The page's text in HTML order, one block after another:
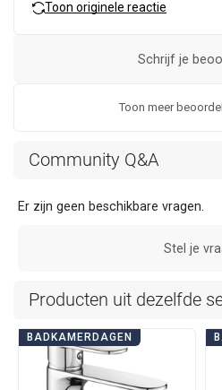
Toon originele reactie
Toon meer
Schrijf je
Community Q&A
Er zijn geen beschikbare vragen.
Stel je
Producten uit dezelfde
BADKAMERDAGEN